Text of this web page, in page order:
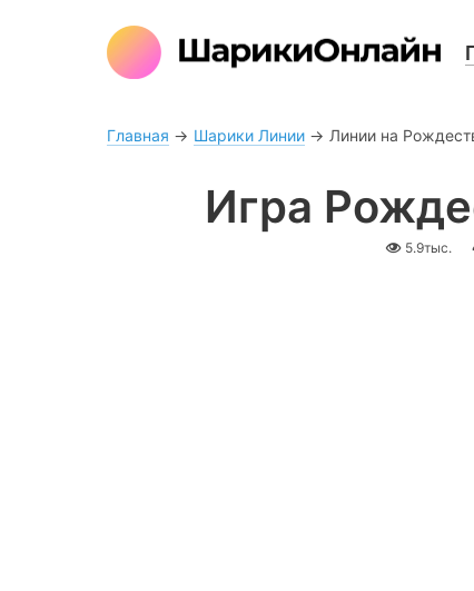
Главная → Шарики Линии → Линии на
Игра
5.9тыс.